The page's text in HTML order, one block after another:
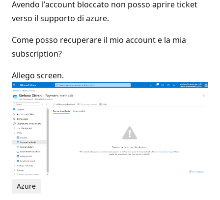
z
o
Avendo l'account bloccato non posso aprire ticket
verso il supporto di azure.
Come posso recuperare il mio account e la mia
subscription?
Allego screen.
Azure